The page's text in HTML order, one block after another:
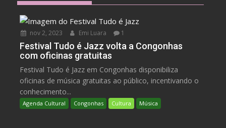
nov 2, 2023 Emi Luara 1
Festival Tudo é Jazz volta a Congonhas
com oficinas gratuitas
Festival Tudo é Jazz em Congonhas disponibiliza
oficinas de música gratuitas ao público, incentivando o
conhecimento...
Agenda Cultural Congonhas Cultura Música